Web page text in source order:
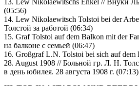
(05:56)
14. Lew Nikolaewitsch Tolstoi bei der
Толстой за работой (06:34)
15. Graf Tolstoi auf dem Balkon mit der
на балконе с семьей (06:47)
16. Großgraf L.N. Tolstoi bei sich auf dem
28. August 1908 // Больной гр. Л. Н.
в день юбилея. 28 августа 1908 г. (07:13)